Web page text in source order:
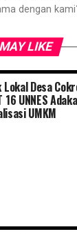
dengan
LIKE
Desa
UNNES
UMKM